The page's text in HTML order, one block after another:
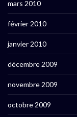
mars 2010
février 2010
janvier 2010
décembre 2009
novembre 2009
octobre 2009